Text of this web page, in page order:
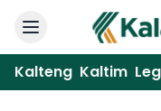
Kalteng Kaltim